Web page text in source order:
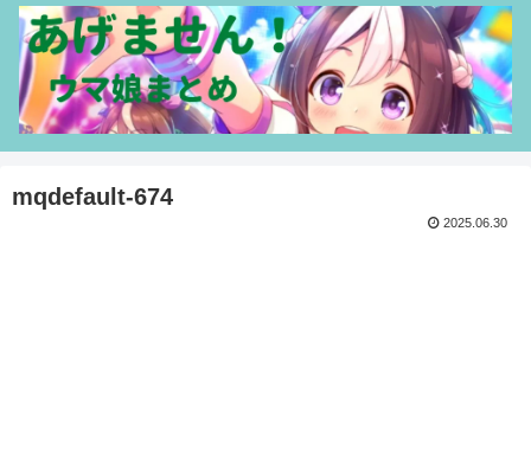
mqdefault-674
2025.06.30